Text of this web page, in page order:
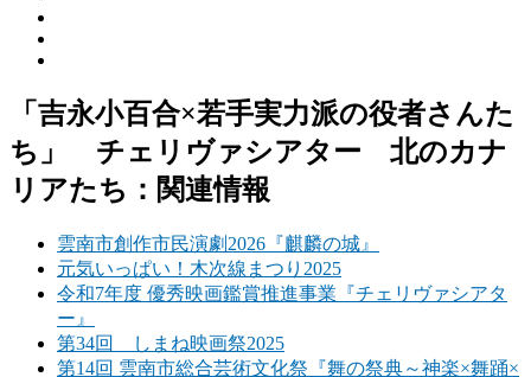
「吉永小百合×若手実力派の役者さんた
ち」 チェリヴァシアター 北のカナ
リアたち：関連情報
雲南市創作市民演劇2026『麒麟の城』
元気いっぱい！木次線まつり2025
令和7年度 優秀映画鑑賞推進事業『チェリヴァシアタ
ー』
第34回 しまね映画祭2025
第14回 雲南市総合芸術文化祭『舞の祭典～神楽×舞踊×